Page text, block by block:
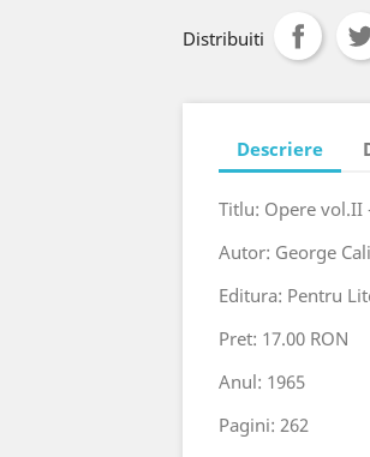
Distribuiti
Descriere
Titlu: Opere vol.II
Autor: George
Editura: Pentru
Pret: 17.00 RON
Anul: 1965
Pagini: 262